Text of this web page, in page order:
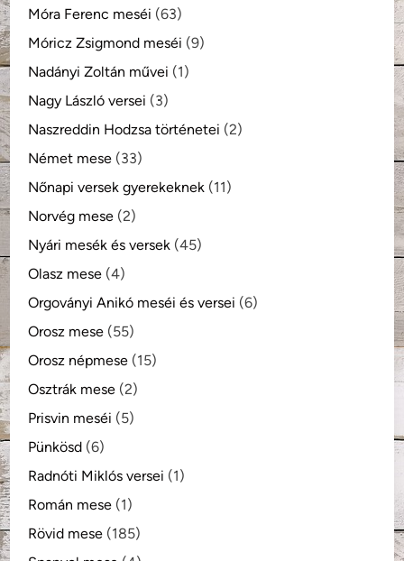
Móra Ferenc meséi (63)
Móricz Zsigmond meséi (9)
Nadányi Zoltán művei (1)
Nagy László versei (3)
Naszreddin Hodzsa történetei (2)
Német mese (33)
Nőnapi versek gyerekeknek (11)
Norvég mese (2)
Nyári mesék és versek (45)
Olasz mese (4)
Orgoványi Anikó meséi és versei (6)
Orosz mese (55)
Orosz népmese (15)
Osztrák mese (2)
Prisvin meséi (5)
Pünkösd (6)
Radnóti Miklós versei (1)
Román mese (1)
Rövid mese (185)